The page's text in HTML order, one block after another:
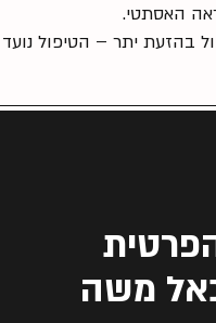
האסתטי.
בהזעת יתר – הטיפול
משה